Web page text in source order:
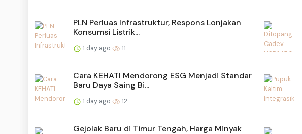
PLN Perluas Infrastruktur, Respons Lonjakan
Konsumsi Listrik...
1 day ago 11
Cara KEHATI Mendorong ESG Menjadi Standar
Baru Daya Saing Bi...
1 day ago 12
Gejolak Baru di Timur Tengah, Harga Minyak